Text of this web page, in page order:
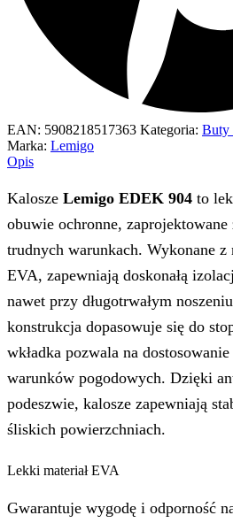
EAN: 5908218517363 Kategoria: Buty
Marka: Lemigo
Opis
Kalosze Lemigo EDEK 904 to
obuwie ochronne,
trudnych warunkach. Wykonane z
EVA, zapewniają doskonałą
nawet przy długotrwałym
konstrukcja dopasowuje się do
wkładka pozwala na
warunków pogodowych. Dzięki
podeszwie, kalosze zapewniają
śliskich powierzchniach.
Lekki materiał EVA
Gwarantuje wygodę i odporność